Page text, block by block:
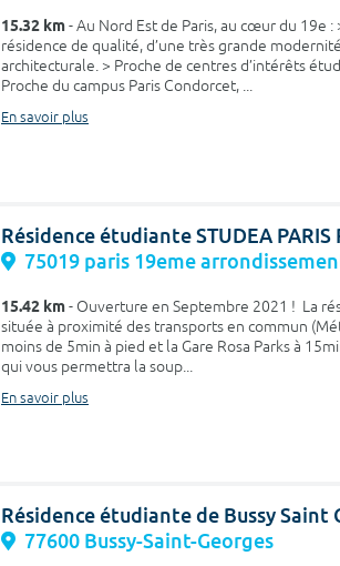
15.32 km- Au Nord Est de Paris, au cœur du 19e :
résidence de qualité, d’une très grande modernité
architecturale. > Proche de centres d’intérêts
Proche du campus Paris Condorcet, ...
En savoir plus
Résidence étudiante STUDEA PARIS
75019 paris 19eme
15.42 km- Ouverture en Septembre 2021 ! La
située à proximité des transports en commun
moins de 5min à pied et la Gare Rosa Parks à
qui vous permettra la soup...
En savoir plus
Résidence étudiante de Bussy Saint
77600 Bussy-Saint-Georges